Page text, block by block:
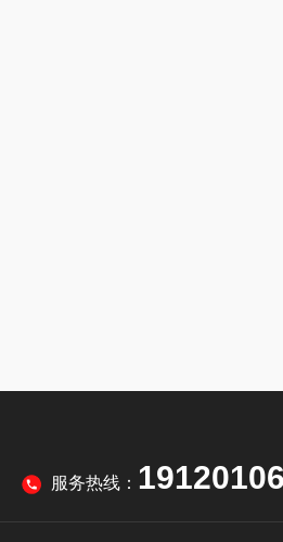
服务热线：